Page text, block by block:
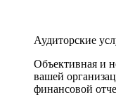
Аудиторские
Объективная и
вашей
финансовой